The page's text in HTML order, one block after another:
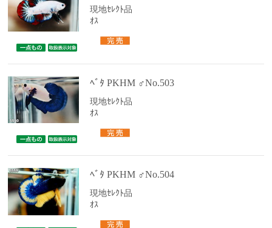
現地ｾﾚｸﾄ品
ｵｽ
ﾍﾞﾀ PKHM ♂No.503
現地ｾﾚｸﾄ品
ｵｽ
ﾍﾞﾀ PKHM ♂No.504
現地ｾﾚｸﾄ品
ｵｽ